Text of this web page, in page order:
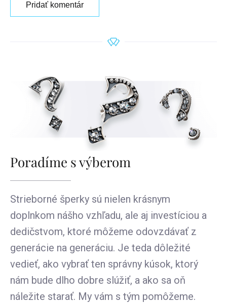
Pridať komentár
Poradíme s výberom
Strieborné šperky sú nielen krásnym
doplnkom nášho vzhľadu, ale aj investíciou a
dedičstvom, ktoré môžeme odovzdávať z
generácie na generáciu. Je teda dôležité
vedieť, ako vybrať ten správny kúsok, ktorý
nám bude dlho dobre slúžiť, a ako sa oň
náležite starať. My vám s tým pomôžeme.